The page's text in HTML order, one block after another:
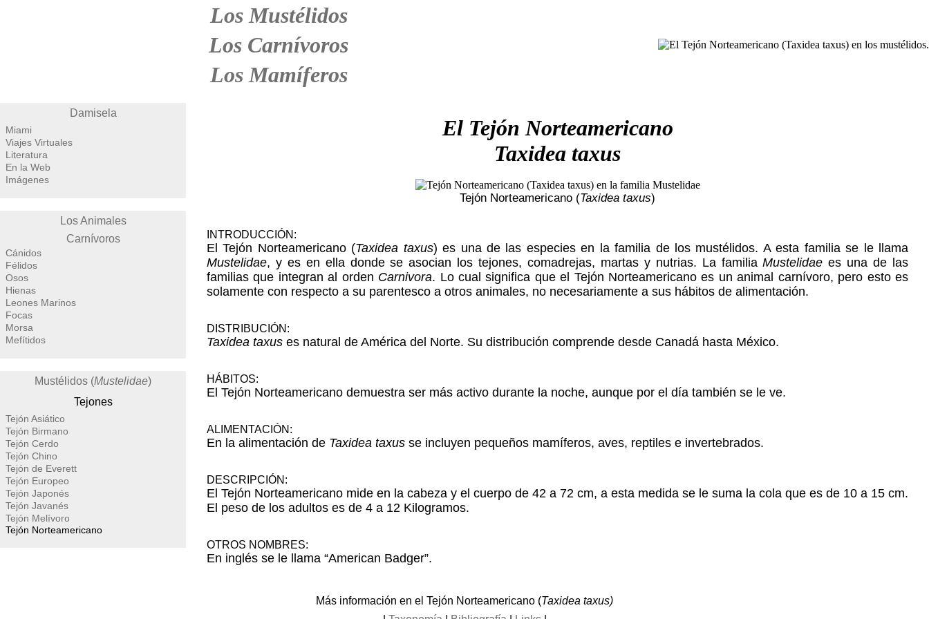
Los Mustélidos
Los Carnívoros
Los Mamíferos
Damisela
Miami
Viajes Virtuales
Literatura
En la Web
Imágenes
Los Animales
Carnívoros
Cánidos
Félidos
Osos
Hienas
Leones Marinos
Focas
Morsa
Mefítidos
Mustélidos (Mustelidae)
Tejones
Tejón Asiático
Tejón Birmano
Tejón Cerdo
Tejón Chino
Tejón de Everett
Tejón Europeo
Tejón Japonés
Tejón Javanés
Tejón Melívoro
Tejón Norteamericano
El Tejón Norteamericano
Taxidea taxus
Tejón Norteamericano (Taxidea taxus)
INTRODUCCIÓN:
El Tejón Norteamericano (Taxidea taxus) es una de las especies en la familia de los mustélidos. A esta familia se le llama
Mustelidae, y es en ella donde se asocian los tejones, comadrejas, martas y nutrias. La familiaMustelidae es una de las
familias que integran al orden Carnivora. Lo cual significa que el Tejón Norteamericano es un animal carnívoro, pero esto es
solamente con respecto a su parentesco a otros animales, no necesariamente a sus hábitos de alimentación.
DISTRIBUCIÓN:
Taxidea taxus es natural de América del Norte. Su distribución comprende desde Canadá hasta México.
HÁBITOS:
El Tejón Norteamericano demuestra ser más activo durante la noche, aunque por el día también se le ve.
ALIMENTACIÓN:
En la alimentación de Taxidea taxus se incluyen pequeños mamíferos, aves, reptiles e invertebrados.
DESCRIPCIÓN:
El Tejón Norteamericano mide en la cabeza y el cuerpo de 42 a 72 cm, a esta medida se le suma la cola que es de 10 a 15 cm.
El peso de los adultos es de 4 a 12 Kilogramos.
OTROS NOMBRES:
En inglés se le llama “American Badger”.
Más información en el Tejón Norteamericano (Taxidea taxus)